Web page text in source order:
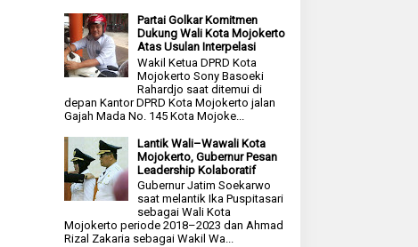
Partai Golkar Komitmen
Dukung Wali Kota Mojokerto
Atas Usulan Interpelasi
Wakil Ketua DPRD Kota
Mojokerto Sony Basoeki
Rahardjo saat ditemui di
depan Kantor DPRD Kota Mojokerto jalan
Gajah Mada No. 145 Kota Mojoke...
Lantik Wali–Wawali Kota
Mojokerto, Gubernur Pesan
Leadership Kolaboratif
Gubernur Jatim Soekarwo
saat melantik Ika Puspitasari
sebagai Wali Kota
Mojokerto periode 2018–2023 dan Ahmad
Rizal Zakaria sebagai Wakil Wa...